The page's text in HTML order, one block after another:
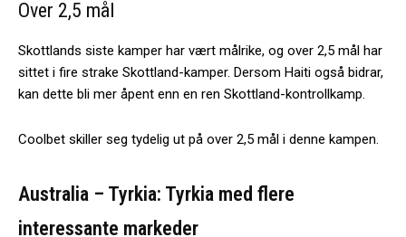
Over 2,5 mål
Skottlands siste kamper har vært målrike, og over 2,5 mål har
sittet i fire strake Skottland-kamper. Dersom Haiti også bidrar,
kan dette bli mer åpent enn en ren Skottland-kontrollkamp.
Coolbet skiller seg tydelig ut på over 2,5 mål i denne kampen.
Australia – Tyrkia: Tyrkia med flere
interessante markeder